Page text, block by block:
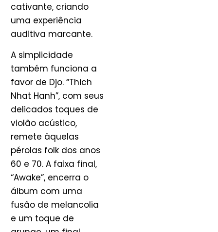
cativante, criando
uma experiência
auditiva marcante.
A simplicidade
também funciona a
favor de Djo. “Thich
Nhat Hanh”, com seus
delicados toques de
violão acústico,
remete àquelas
pérolas folk dos anos
60 e 70. A faixa final,
“Awake”, encerra o
álbum com uma
fusão de melancolia
e um toque de